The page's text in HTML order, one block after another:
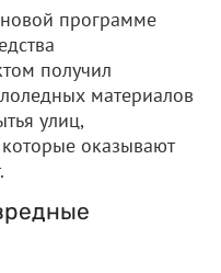
программе
получил
материалов
улиц,
оказывают